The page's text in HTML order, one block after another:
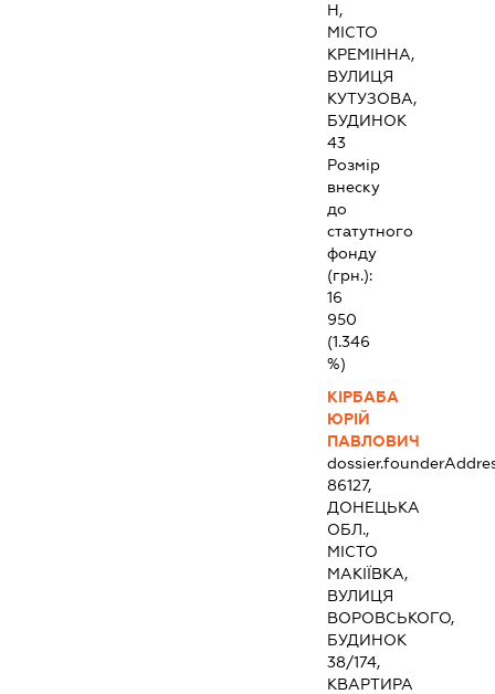
Н,
МІСТО
КРЕМІННА,
ВУЛИЦЯ
КУТУЗОВА,
БУДИНОК
43
Розмір
внеску
до
статутного
фонду
(грн.):
16
950
(1.346
%)
КІРБАБА
ЮРІЙ
ПАВЛОВИЧ
86127,
ДОНЕЦЬКА
ОБЛ.,
МІСТО
МАКІЇВКА,
ВУЛИЦЯ
ВОРОВСЬКОГО,
БУДИНОК
38/174,
КВАРТИРА